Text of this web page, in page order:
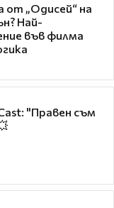
от „Одисей“ на
Най-
във филма
"Правен съм